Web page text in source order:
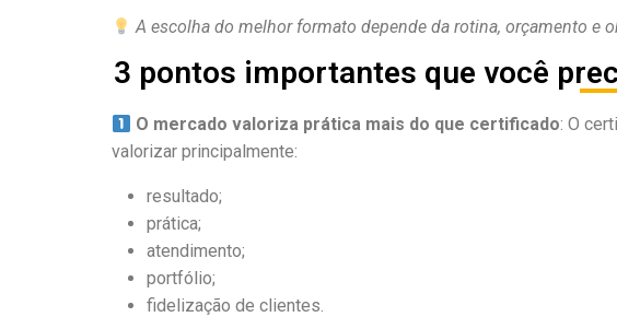
A escolha do melhor formato depende da rotina, orçamento e
3 pontos importantes que você
O mercado valoriza prática mais do que certificado: O
valorizar principalmente:
resultado;
prática;
atendimento;
portfólio;
fidelização de clientes.